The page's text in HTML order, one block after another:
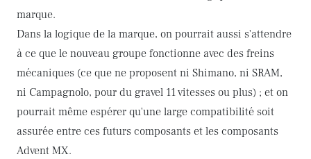
marque.
Dans la logique de la marque, on pourrait aussi s'attendre
à ce que le nouveau groupe fonctionne avec des freins
mécaniques (ce que ne proposent ni Shimano, ni SRAM,
ni Campagnolo, pour du gravel 11 vitesses ou plus) ; et on
pourrait même espérer qu'une large compatibilité soit
assurée entre ces futurs composants et les composants
Advent MX.